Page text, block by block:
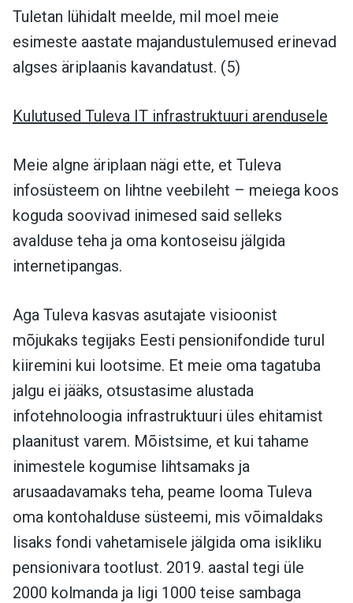
Tuletan lühidalt meelde, mil moel meie
esimeste aastate majandustulemused erinevad
algses äriplaanis kavandatust. (5)
Kulutused Tuleva IT infrastruktuuri arendusele
Meie algne äriplaan nägi ette, et Tuleva
infosüsteem on lihtne veebileht – meiega koos
koguda soovivad inimesed said selleks
avalduse teha ja oma kontoseisu jälgida
internetipangas.
Aga Tuleva kasvas asutajate visioonist
mõjukaks tegijaks Eesti pensionifondide turul
kiiremini kui lootsime. Et meie oma tagatuba
jalgu ei jääks, otsustasime alustada
infotehnoloogia infrastruktuuri üles ehitamist
plaanitust varem. Mõistsime, et kui tahame
inimestele kogumise lihtsamaks ja
arusaadavamaks teha, peame looma Tuleva
oma kontohalduse süsteemi, mis võimaldaks
lisaks fondi vahetamisele jälgida oma isikliku
pensionivara tootlust. 2019. aastal tegi üle
2000 kolmanda ja ligi 1000 teise sambaga